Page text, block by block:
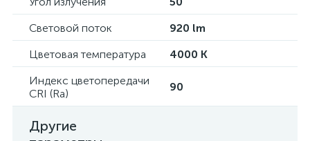
Световой поток
920 lm
Цветовая температура
4000 K
Индекс цветопередачи
CRI (Ra)
90
Другие